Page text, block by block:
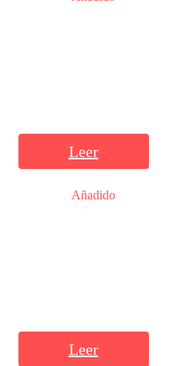
Leer
Añadido
Leer